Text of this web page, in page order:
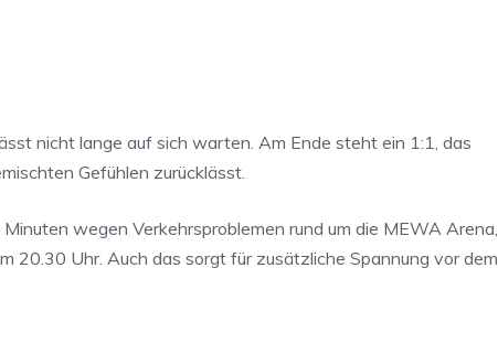
nicht lange auf sich warten. Am Ende steht ein 1:1, das
Gefühlen zurücklässt.
wegen Verkehrsproblemen rund um die MEWA Arena,
Uhr. Auch das sorgt für zusätzliche Spannung vor dem